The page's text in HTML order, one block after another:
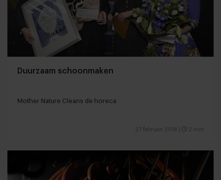
Duurzaam schoonmaken
Mother Nature Cleans de horeca
27 februari 2018 2 min